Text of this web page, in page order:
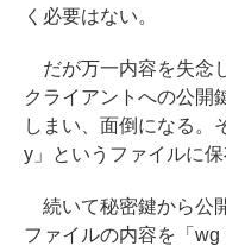
く必要はない。
だが万一内容を失念
クライアントへの公開
しまい、面倒になる。
y」というファイルに
続いて秘密鍵から公
ファイルの内容を「